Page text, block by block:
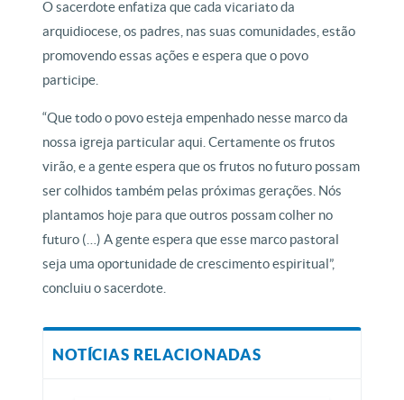
O sacerdote enfatiza que cada vicariato da
arquidiocese, os padres, nas suas comunidades, estão
promovendo essas ações e espera que o povo
participe.
“Que todo o povo esteja empenhado nesse marco da
nossa igreja particular aqui. Certamente os frutos
virão, e a gente espera que os frutos no futuro possam
ser colhidos também pelas próximas gerações. Nós
plantamos hoje para que outros possam colher no
futuro (…) A gente espera que esse marco pastoral
seja uma oportunidade de crescimento espiritual”,
concluiu o sacerdote.
NOTÍCIAS RELACIONADAS